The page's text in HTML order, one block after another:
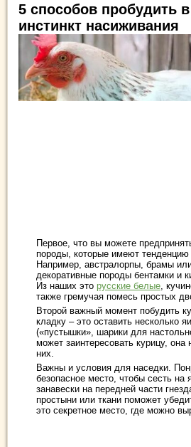
5 способов пробудить
инстинкт насиживания
Первое, что вы можете
породы, которые имеют тенденцию
Например, австралорпы, брамы
декоративные породы бентамки и
Из наших это русские белые ,
также гремучая помесь простых
Второй важный момент побудить
кладку – это оставить несколько
(«пустышки», шарики для
может заинтересовать курицу, она
них.
Важны и условия для наседки.
безопасное место, чтобы сесть на
занавески на передней части
простыни или ткани поможет
это секретное место, где можно